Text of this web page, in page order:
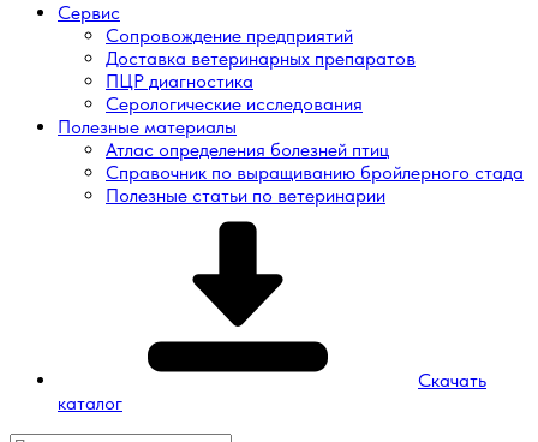
Сервис
Сопровождение предприятий
Доставка ветеринарных препаратов
ПЦР диагностика
Серологические исследования
Полезные материалы
Атлас определения болезней птиц
Справочник по выращиванию бройлерного стада
Полезные статьи по ветеринарии
Скачать
каталог